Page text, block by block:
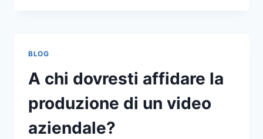
NELLE
SCOMMESSE
SPORTIVE
ONLINE
BLOG
A chi dovresti affidare la
produzione di un video
aziendale?